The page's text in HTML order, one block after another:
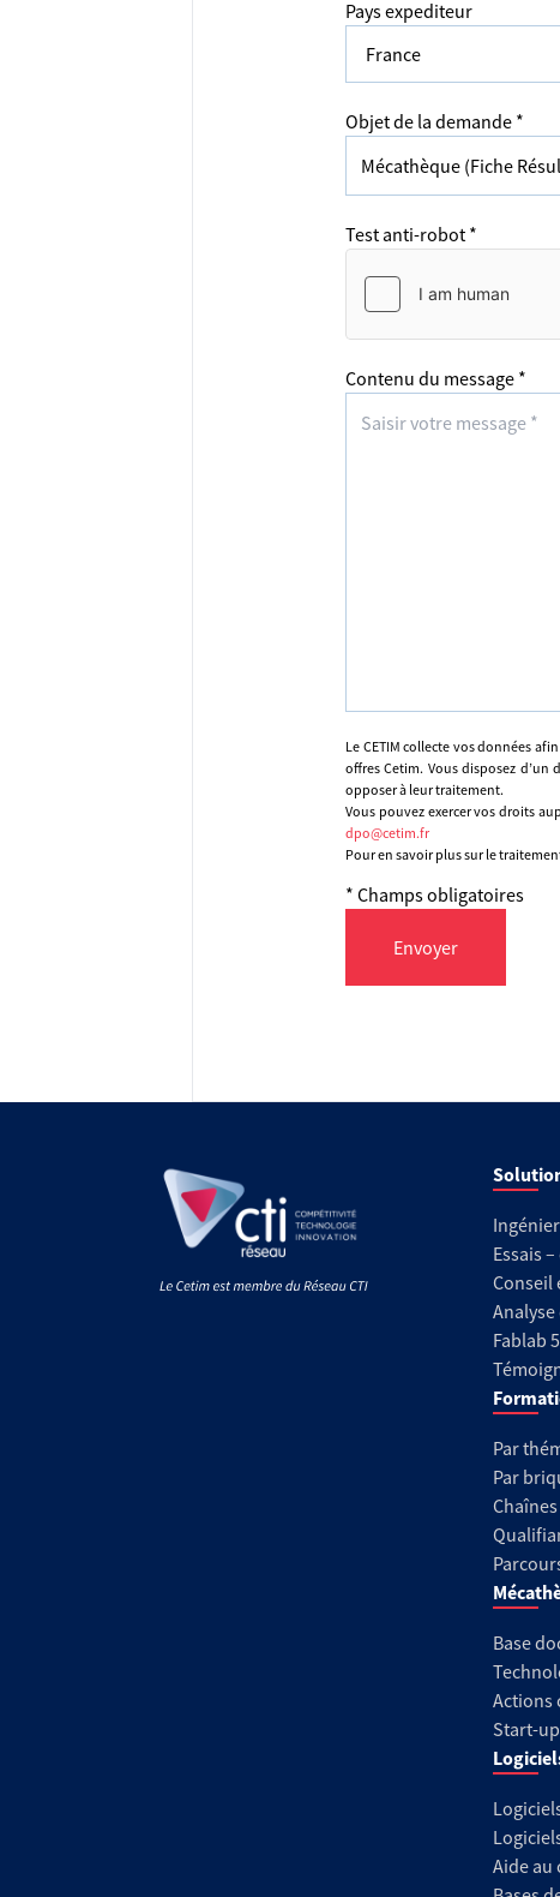
Pays expediteur
Objet de la demande *
Test anti-robot *
Contenu du message *
Le CETIM collecte vos données
offres Cetim. Vous disposez
opposer à leur traitement.
Vous pouvez exercer vos droits
dpo@cetim.fr
Pour en savoir plus sur le
* Champs obligatoires
Envoyer
Essais
Conseil
Fablab
Par
Par
Base
Actions
Start-
Aide au